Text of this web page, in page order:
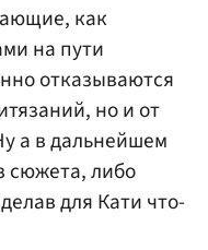
как
на пути
отказываются
но и от
а в дальнейшем
сюжета, либо
для Кати что-